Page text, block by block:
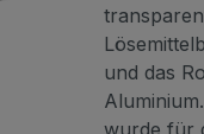
und das
wurde für